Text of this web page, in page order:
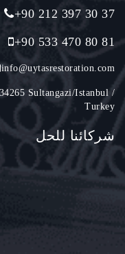
+90 212 397 30 37
+90 533 470 80 81
info@uytasrestoration.com
Sultangazi/Istanbul /
Turkey
شركائنا للحل